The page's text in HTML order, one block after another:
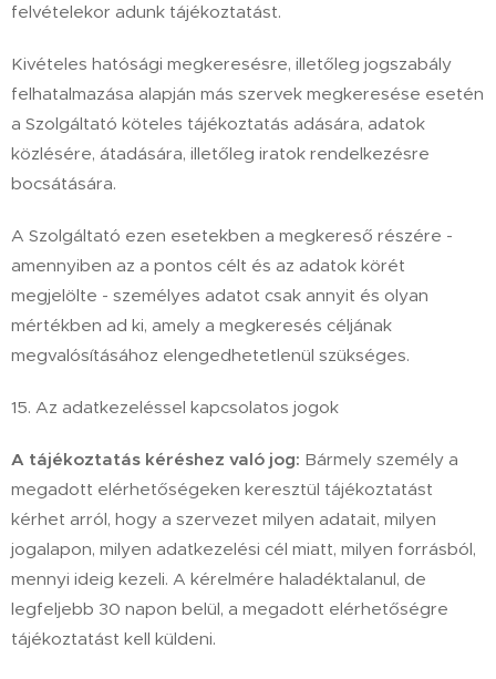
felvételekor adunk tájékoztatást.
Kivételes hatósági megkeresésre, illetőleg jogszabály
felhatalmazása alapján más szervek megkeresése esetén
a Szolgáltató köteles tájékoztatás adására, adatok
közlésére, átadására, illetőleg iratok rendelkezésre
bocsátására.
A Szolgáltató ezen esetekben a megkereső részére -
amennyiben az a pontos célt és az adatok körét
megjelölte - személyes adatot csak annyit és olyan
mértékben ad ki, amely a megkeresés céljának
megvalósításához elengedhetetlenül szükséges.
15. Az adatkezeléssel kapcsolatos jogok
A tájékoztatás kéréshez való jog: Bármely személy a
megadott elérhetőségeken keresztül tájékoztatást
kérhet arról, hogy a szervezet milyen adatait, milyen
jogalapon, milyen adatkezelési cél miatt, milyen forrásból,
mennyi ideig kezeli. A kérelmére haladéktalanul, de
legfeljebb 30 napon belül, a megadott elérhetőségre
tájékoztatást kell küldeni.